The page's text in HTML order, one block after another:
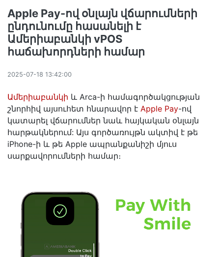
Apple Pay-ով օնլայն վճարումների
ընդունումը հասանելի է
Ամերիաբանկի vPOS
հաճախորդների համար
2025-07-18 13:42:00
Ամերիաբանկի և Arca-ի համագործակցության
շնորհիվ այսուհետ հնարավոր է Apple Pay-ով
կատարել վճարումներ նաև հայկական օնլայն
հարթակներում: Այս գործառույթն ակտիվ է թե
iPhone-ի և թե Apple ապրանքանիշի մյուս
սարքավորումների համար։